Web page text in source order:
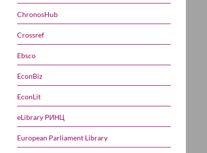
ChronosHub
Crossref
Ebsco
EconBiz
EconLit
eLibrary РИНЦ
European Parliament Library